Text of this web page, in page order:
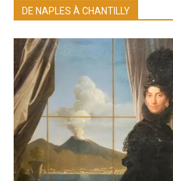
DE NAPLES À CHANTILLY